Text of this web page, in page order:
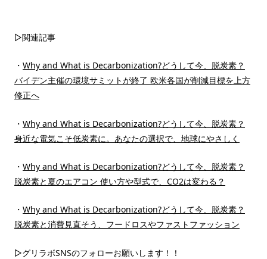
▷関連記事
・ Why and What is Decarbonization?どうして今、脱炭素？
バイデン主催の環境サミットが終了 欧米各国が削減目標を上方
修正へ
・ Why and What is Decarbonization?どうして今、脱炭素？
身近な電気こそ低炭素に。あなたの選択で、地球にやさしく
・ Why and What is Decarbonization?どうして今、脱炭素？
脱炭素と夏のエアコン 使い方や型式で、CO2は変わる？
・ Why and What is Decarbonization?どうして今、脱炭素？
脱炭素と消費見直そう、フードロスやファストファッション
▷グリラボSNSのフォローお願いします！！